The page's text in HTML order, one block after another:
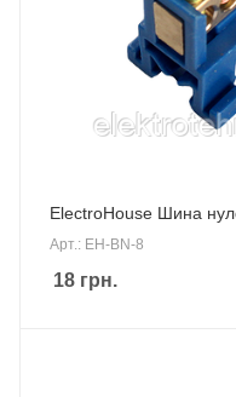
ElectroHouse Шина
Арт.: EH-BN-8
18 грн.